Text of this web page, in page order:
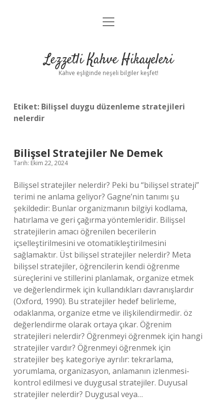
Anasayfa
Yasal Uyarı
menüyü
Lezzetli Kahve Hikayeleri
Kahve eşliğinde neşeli bilgiler keşfet!
Etiket: Bilişsel duygu düzenleme stratejileri
nelerdir
Bilişsel Stratejiler Ne Demek
Tarih: Ekim 22, 2024
Bilişsel stratejiler nelerdir? Peki bu “bilişsel strateji”
terimi ne anlama geliyor? Gagne’nin tanımı şu
şekildedir: Bunlar organizmanın bilgiyi kodlama,
hatırlama ve geri çağırma yöntemleridir. Bilişsel
stratejilerin amacı öğrenilen becerilerin
içselleştirilmesini ve otomatikleştirilmesini
sağlamaktır. Üst bilişsel stratejiler nelerdir? Meta
bilişsel stratejiler, öğrencilerin kendi öğrenme
süreçlerini ve stillerini planlamak, organize etmek
ve değerlendirmek için kullandıkları davranışlardır
(Oxford, 1990). Bu stratejiler hedef belirleme,
odaklanma, organize etme ve ilişkilendirmedir. öz
değerlendirme olarak ortaya çıkar. Öğrenim
stratejileri nelerdir? Öğrenmeyi öğrenmek için hangi
stratejiler vardır? Öğrenmeyi öğrenmek için
stratejiler beş kategoriye ayrılır: tekrarlama,
yorumlama, organizasyon, anlamanın izlenmesi-
kontrol edilmesi ve duygusal stratejiler. Duyusal
stratejiler nelerdir? Duygusal veya…